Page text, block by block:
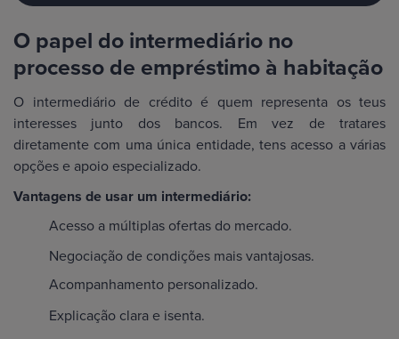
O papel do intermediário no
processo de empréstimo à habitação
O intermediário de crédito é quem representa os teus
interesses junto dos bancos. Em vez de tratares
diretamente com uma única entidade, tens acesso a várias
opções e apoio especializado.
Vantagens de usar um intermediário:
Acesso a múltiplas ofertas do mercado.
Negociação de condições mais vantajosas.
Acompanhamento personalizado.
Explicação clara e isenta.